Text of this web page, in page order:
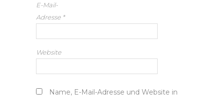
E-Mail-
Adresse *
Website
Name, E-Mail-Adresse und Website in